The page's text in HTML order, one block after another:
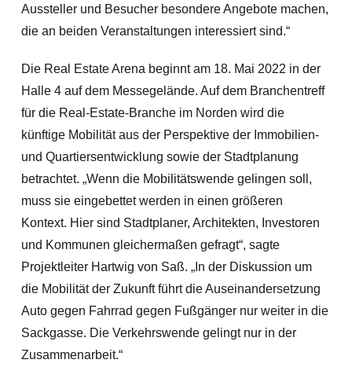
Aussteller und Besucher besondere Angebote machen,
die an beiden Veranstaltungen interessiert sind.“
Die Real Estate Arena beginnt am 18. Mai 2022 in der
Halle 4 auf dem Messegelände. Auf dem Branchentreff
für die Real-Estate-Branche im Norden wird die
künftige Mobilität aus der Perspektive der Immobilien-
und Quartiersentwicklung sowie der Stadtplanung
betrachtet. „Wenn die Mobilitätswende gelingen soll,
muss sie eingebettet werden in einen größeren
Kontext. Hier sind Stadtplaner, Architekten, Investoren
und Kommunen gleichermaßen gefragt“, sagte
Projektleiter Hartwig von Saß. „In der Diskussion um
die Mobilität der Zukunft führt die Auseinandersetzung
Auto gegen Fahrrad gegen Fußgänger nur weiter in die
Sackgasse. Die Verkehrswende gelingt nur in der
Zusammenarbeit.“